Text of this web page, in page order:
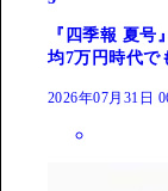
『四季報 夏
均7万円時代で
2026年07月31日